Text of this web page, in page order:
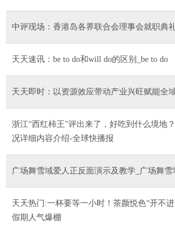
中评现场：香港岛各界联合会理事会就职典
天天速讯：be to do和will do的区别_be to do
天天即时：以资源效应带动产业兴旺赋能全
浙江“西红柿王”评出来了，好吃到什么境地
况详细内容介绍-全球快播报
广场舞雪域爱人正反面演示及教学_广场舞
天天热门:一杯要等一小时！茶颜悦色“开不
假期人气爆棚